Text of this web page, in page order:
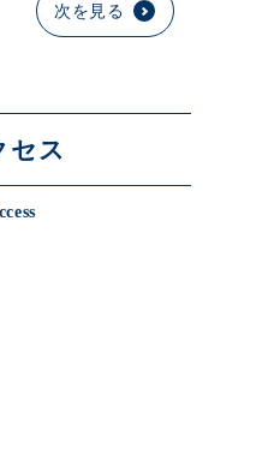
次を見る
セス